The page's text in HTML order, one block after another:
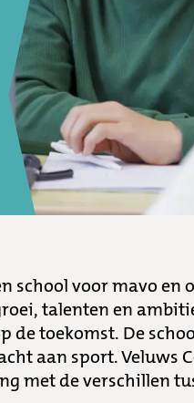
school voor mavo en
talenten en
de toekomst. De
aan sport. Veluws
met de verschillen